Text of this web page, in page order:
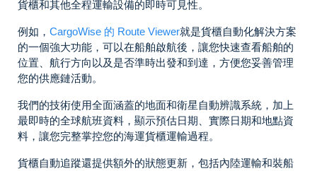
貨櫃和其他全程運輸設備的即時可見性。
例如， CargoWise 的 Route Viewer就是貨櫃自動化解決方案
的一個強大功能，可以在船舶啟航後，讓您快速查看船舶的
位置、航行方向以及是否準時出發和到達，方便您妥善管理
您的供應鏈活動。
我們的技術使用全面涵蓋的地面和衛星自動辨識系統，加上
最即時的全球航班資料，顯示預估日期、實際日期和地點資
料，讓您完整掌控您的海運貨櫃運輸過程。
貨櫃自動追蹤還提供額外的狀態更新，包括內陸運輸和裝船